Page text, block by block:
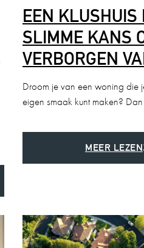
EEN KLUSHUIS
SLIMME KANS
VERBORGEN
Droom je van een woning die
eigen smaak kunt maken?
MEER LEZEN